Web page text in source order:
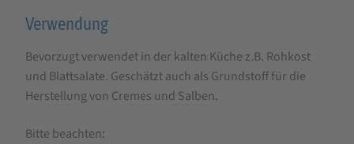
Verwendung
Bevorzugt verwendet in der kalten Küche z.B. Rohkost
und Blattsalate. Geschätzt auch als Grundstoff für die
Herstellung von Cremes und Salben.
Bitte beachten: